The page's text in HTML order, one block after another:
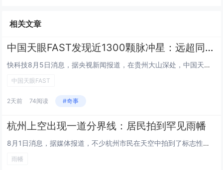
相关文章
中国天眼FAST发现近1300颗脉冲星：远超同期国际其他望远镜总和
快科技8月5日消息，据央视新闻报道，在贵州大山深处，中国天眼FAST近期迎来硬核升级。如今，中国天眼重装上阵开启新一轮深...
中国天眼FAST
2天前 74阅读 #奇事
杭州上空出现一道分界线：居民拍到罕见雨幡
8月1日消息，据媒体报道，不少杭州市民在天空中拍到了标志性的晴雨分界线，画面清晰壮观。与此同时，部分区域还观测到罕见的雨...
雨幡